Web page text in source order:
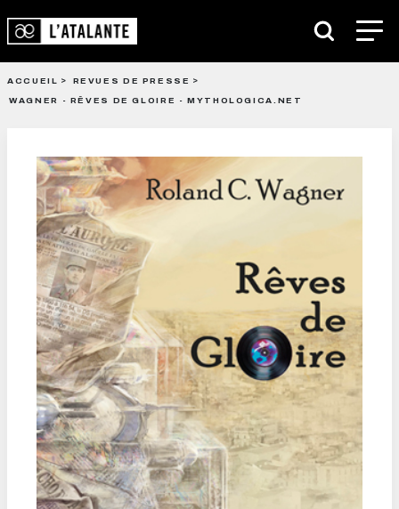
ACCUEIL
REVUES DE PRESSE
WAGNER - RÊVES DE GLOIRE - MYTHOLOGICA.NET